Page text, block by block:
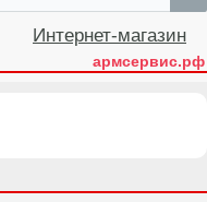
Интернет-магазин
армсервис.рф